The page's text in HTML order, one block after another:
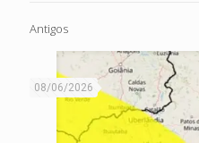
Antigos
08/06/2026